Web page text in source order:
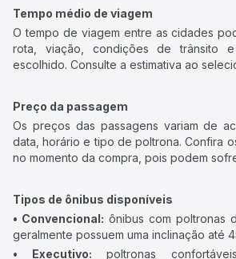
Tempo médio de viagem
O tempo de viagem entre as cidades
rota, viação, condições de trânsito
escolhido. Consulte a estimativa ao
Preço da passagem
Os preços das passagens variam de
data, horário e tipo de poltrona. Confira
no momento da compra, pois podem
Tipos de ônibus disponíveis
• Convencional: ônibus com poltronas
geralmente possuem uma inclinação até
• Executivo: poltronas